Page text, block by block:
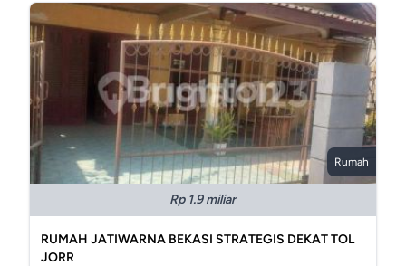
Rumah
Rp 1.9 miliar
RUMAH JATIWARNA BEKASI STRATEGIS DEKAT TOL
JORR